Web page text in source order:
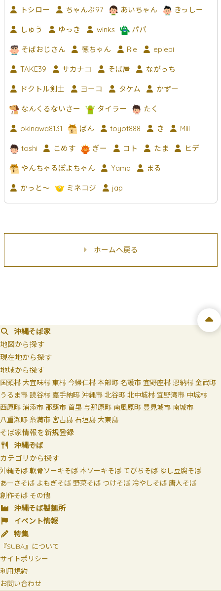
トシロー ちゃんぷ97 あいちゃん きっしー
しゅう ゆっき winks パパ
そばおじさん 徳ちゃん Rie epiepi
TAKE39 サカナコ そば屋 ながっち
ドクトル剣士 ヨーコ タケム かずー
なんくるないさー タイラー たく
okinawa8131 ぱん toyot888 き Miii
toshi こめす ぎー コト たま ヒデ
やんちゃるぽよちゃん Yama まる
かっと〜 ミネコジ jap
ホームへ戻る
沖縄そば家
地図から探す
現在地から探す
地域から探す
国頭村 大宜味村 東村 今帰仁村 本部町 名護市 宜野座村 恩納村 金武町
うるま市 読谷村 嘉手納町 沖縄市 北谷町 北中城村 宜野湾市 中城村
西原町 浦添市 那覇市 首里 与那原町 南風原町 豊見城市 南城市
八重瀬町 糸満市 宮古島 石垣島 大東島
そば家情報を新規登録
沖縄そば
カテゴリから探す
沖縄そば 軟骨ソーキそば 本ソーキそば てびちそば ゆし豆腐そば
あーさそば よもぎそば 野菜そば つけそば 冷やしそば 唐人そば
創作そば その他
沖縄そば製麺所
イベント情報
特集
『SUBA』について
サイトポリシー
利用規約
お問い合わせ